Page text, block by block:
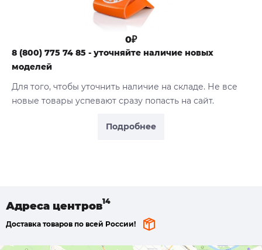
Подробнее
0₽
8 (800) 775 74 85 - уточняйте наличие новых
моделей
Для того, чтобы уточнить наличие на складе. Не все
новые товары успевают сразу попасть на сайт.
Адреса центров
Доставка товаров по всей России!